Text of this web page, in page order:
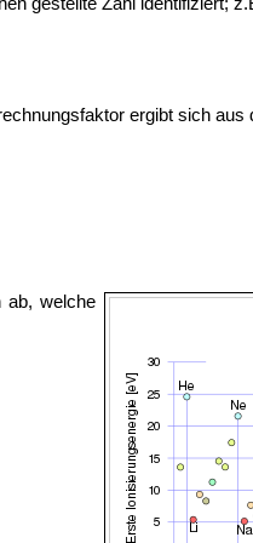
ergibt sich
ab, welche